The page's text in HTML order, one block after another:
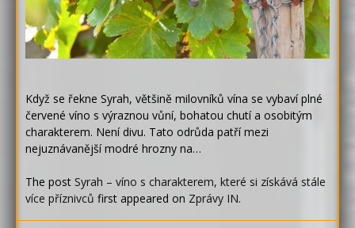
Když se řekne Syrah, většině milovníků vína se vybaví plné
červené víno s výraznou vůní, bohatou chutí a osobitým
charakterem. Není divu. Tato odrůda patří mezi
nejuznávanější modré hrozny na…
The post Syrah – víno s charakterem, které si získává stále
více příznivců first appeared on Zprávy IN.